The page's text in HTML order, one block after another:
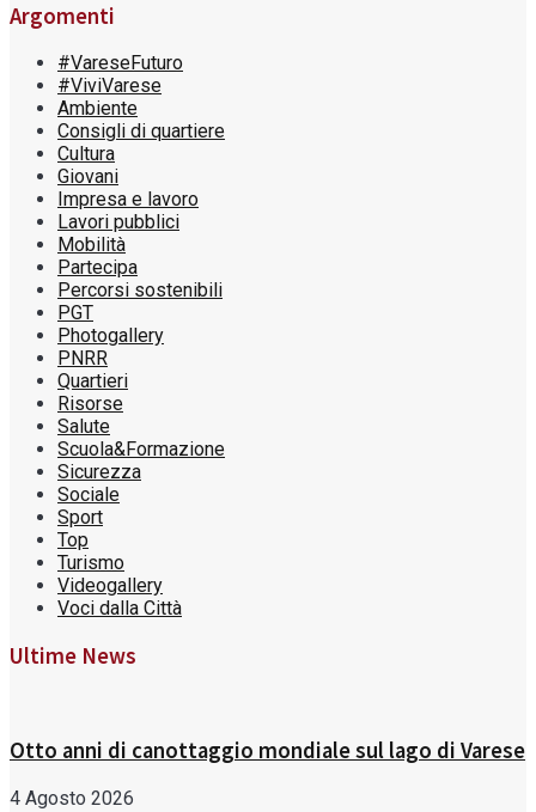
Argomenti
#VareseFuturo
#ViviVarese
Ambiente
Consigli di quartiere
Cultura
Giovani
Impresa e lavoro
Lavori pubblici
Mobilità
Partecipa
Percorsi sostenibili
PGT
Photogallery
PNRR
Quartieri
Risorse
Salute
Scuola&Formazione
Sicurezza
Sociale
Sport
Top
Turismo
Videogallery
Voci dalla Città
Ultime News
Otto anni di canottaggio mondiale sul lago di Varese
4 Agosto 2026